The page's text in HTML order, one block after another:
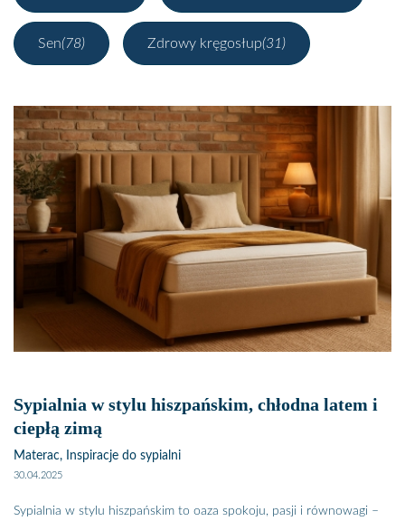
Sen(78) Zdrowy kręgosłup(31)
Sypialnia w stylu hiszpańskim, chłodna latem i
ciepłą zimą
Materac, Inspiracje do sypialni
30.04.2025
Sypialnia w stylu hiszpańskim to oaza spokoju, pasji i równowagi –